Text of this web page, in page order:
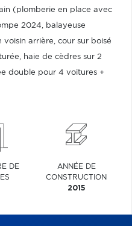
(plomberie en place avec
2024, balayeuse
arrière, cour sur boisé
haie de cèdres sur 2
double pour 4 voitures +
DE
ANNÉE DE
CONSTRUCTION
2015